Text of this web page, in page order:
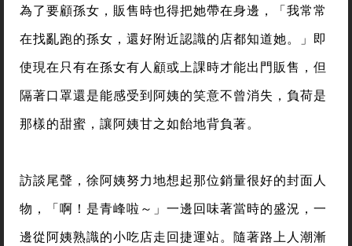
為了要顧孫女，販售時也得把她帶在身邊，「我常常
在找亂跑的孫女，還好附近認識的店都知道她。」即
使現在只有在孫女有人顧或上課時才能出門販售，但
隔著口罩還是能感受到阿姨的笑意不曾消失，負荷是
那樣的甜蜜，讓阿姨甘之如飴地背負著。
訪談尾聲，徐阿姨努力地想起那位銷量很好的封面人
物，「啊！是青峰啦～」一邊回味著當時的盛況，一
邊從阿姨熟識的小吃店走回捷運站。隨著路上人潮漸